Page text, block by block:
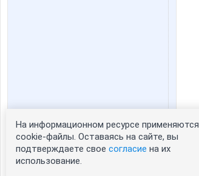
Статистика портрета:
сейчас просматривают портрет - 0
зарегистрированные пользователи
На информационном ресурсе применяются
cookie-файлы. Оставаясь на сайте, вы
подтверждаете свое согласие на их
использование.